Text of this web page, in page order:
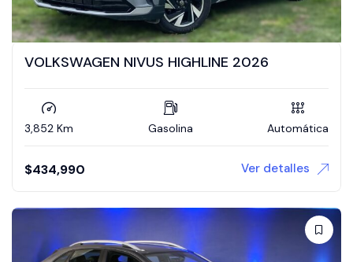
VOLKSWAGEN NIVUS HIGHLINE 2026
3,852 Km Gasolina Automática
$434,990 Ver detalles